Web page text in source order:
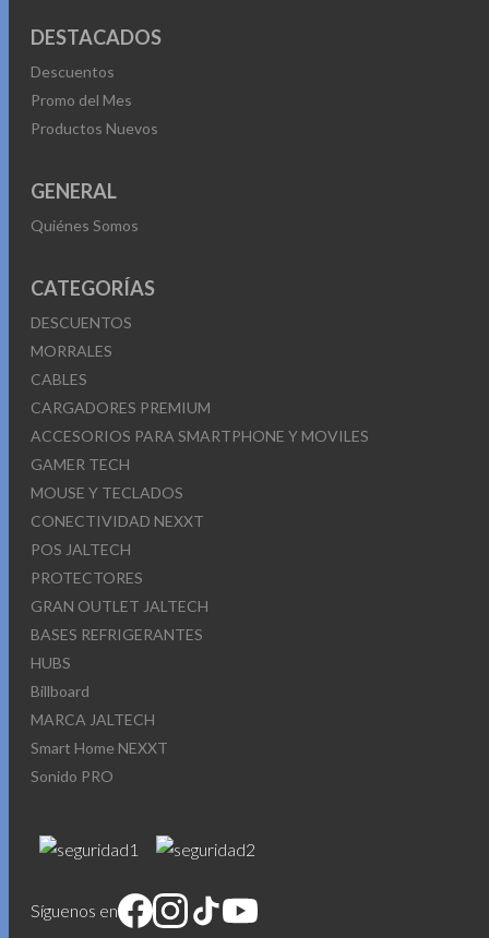
DESTACADOS
Descuentos
Promo del Mes
Productos Nuevos
GENERAL
Quiénes Somos
CATEGORÍAS
DESCUENTOS
MORRALES
CABLES
CARGADORES PREMIUM
ACCESORIOS PARA SMARTPHONE Y MOVILES
GAMER TECH
MOUSE Y TECLADOS
CONECTIVIDAD NEXXT
POS JALTECH
PROTECTORES
GRAN OUTLET JALTECH
BASES REFRIGERANTES
HUBS
Billboard
MARCA JALTECH
Smart Home NEXXT
Sonido PRO
Síguenos en